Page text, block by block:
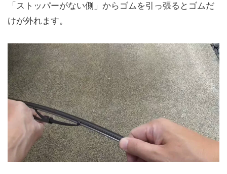
「ストッパーがない側」からゴムを引っ張るとゴムだ
けが外れます。